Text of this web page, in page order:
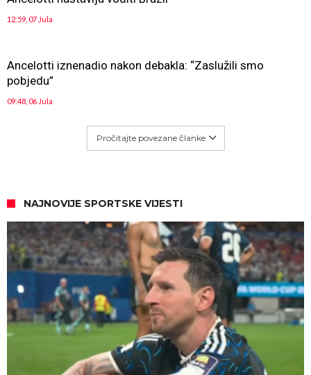
12:59, 07 Jula
Ancelotti iznenadio nakon debakla: “Zaslužili smo
pobjedu”
09:48, 06 Jula
Pročitajte povezane članke
NAJNOVIJE SPORTSKE VIJESTI